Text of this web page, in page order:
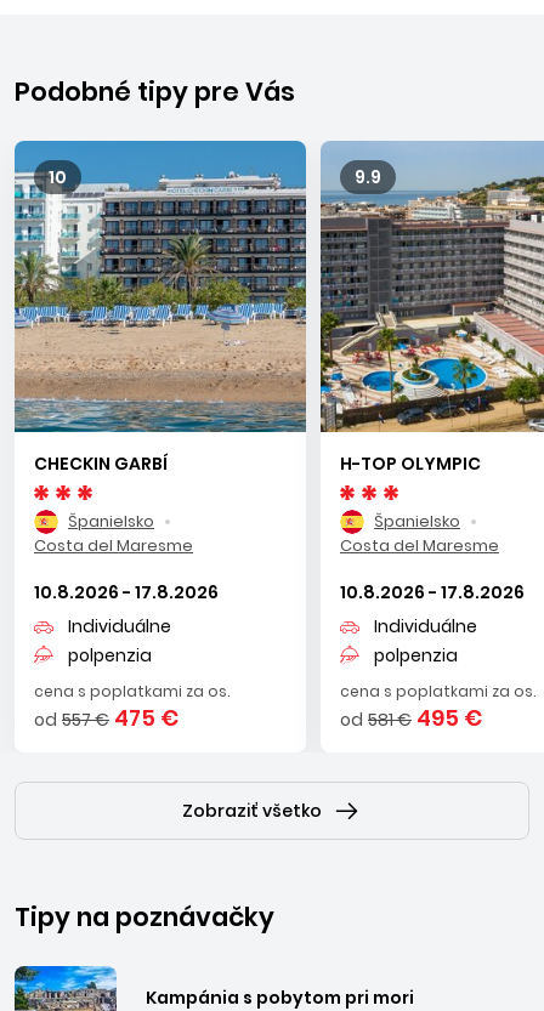
Podobné tipy pre Vás
10
CHECKIN GARBÍ
Španielsko
Costa del Maresme
10.8.2026 - 17.8.2026
Individuálne
polpenzia
cena s poplatkami za os.
od 557 € 475 €
9.9
H-TOP OLYMPIC
Španielsko
Costa del Maresme
10.8.2026 - 17.8.2026
Individuálne
polpenzia
cena s poplatkami za os.
od 581 € 495 €
Zobraziť všetko
Tipy na poznávačky
Kampánia s pobytom pri mori